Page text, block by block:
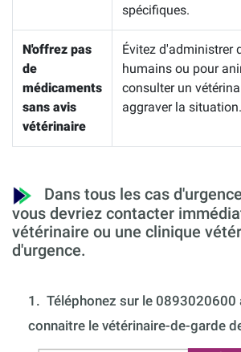
spécifiques.
N'offrez pas
de
médicaments
sans avis
vétérinaire
Évitez d'administrer
humains ou pour
consulter un
aggraver la situation.
Dans tous les cas
vous devriez contacter
vétérinaire ou une clinique
d'urgence.
1. Téléphonez sur le 0893020600
connaitre le vétérinaire-de-garde